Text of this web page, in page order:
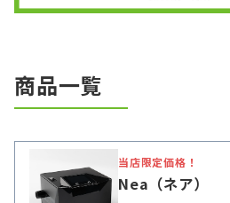
商品一覧
当店限定価格！
Nea（ネア）